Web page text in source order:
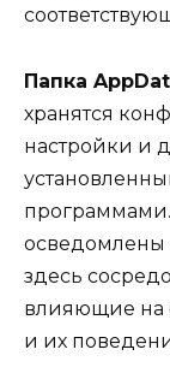
Папка
хранятся
настройки и
программами.
осведомлены
здесь
влияющие на
и их